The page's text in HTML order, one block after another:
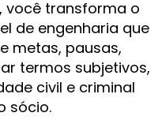
você transforma o
de engenharia que
metas, pausas,
termos subjetivos,
civil e criminal
sócio.